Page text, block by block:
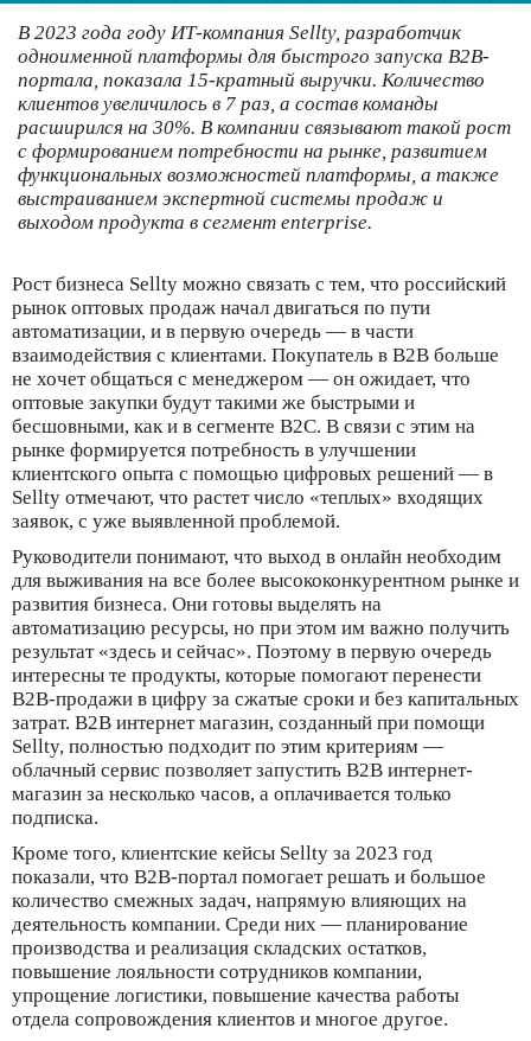
В 2023 года году ИТ-компания Sellty, разработчик
одноименной платформы для быстрого запуска B2B-
портала, показала 15-кратный выручки. Количество
клиентов увеличилось в 7 раз, а состав команды
расширился на 30%. В компании связывают такой рост
с формированием потребности на рынке, развитием
функциональных возможностей платформы, а также
выстраиванием экспертной системы продаж и
выходом продукта в сегмент enterprise.
Рост бизнеса Sellty можно связать с тем, что российский
рынок оптовых продаж начал двигаться по пути
автоматизации, и в первую очередь — в части
взаимодействия с клиентами. Покупатель в B2B больше
не хочет общаться с менеджером — он ожидает, что
оптовые закупки будут такими же быстрыми и
бесшовными, как и в сегменте B2C. В связи с этим на
рынке формируется потребность в улучшении
клиентского опыта с помощью цифровых решений — в
Sellty отмечают, что растет число «теплых» входящих
заявок, с уже выявленной проблемой.
Руководители понимают, что выход в онлайн необходим
для выживания на все более высококонкурентном рынке и
развития бизнеса. Они готовы выделять на
автоматизацию ресурсы, но при этом им важно получить
результат «здесь и сейчас». Поэтому в первую очередь
интересны те продукты, которые помогают перенести
B2B-продажи в цифру за сжатые сроки и без капитальных
затрат. B2B интернет магазин, созданный при помощи
Sellty, полностью подходит по этим критериям —
облачный сервис позволяет запустить B2B интернет-
магазин за несколько часов, а оплачивается только
подписка.
Кроме того, клиентские кейсы Sellty за 2023 год
показали, что B2B-портал помогает решать и большое
количество смежных задач, напрямую влияющих на
деятельность компании. Среди них — планирование
производства и реализация складских остатков,
повышение лояльности сотрудников компании,
упрощение логистики, повышение качества работы
отдела сопровождения клиентов и многое другое.